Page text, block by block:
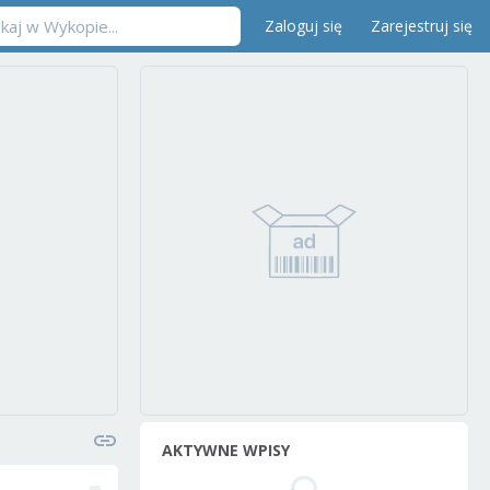
Zaloguj się Zarejestruj się
AKTYWNE WPISY